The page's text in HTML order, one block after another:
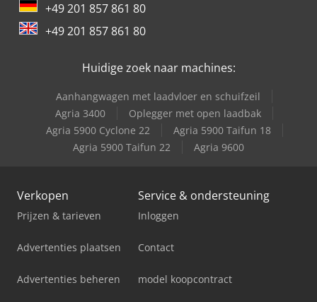
Steyr 968
Steyr 988
Steyr M 948
+49 201 857 861 80
+49 201 857 861 80
Huidige zoek naar machines:
Aanhangwagen met laadvloer en schuifzeil
Agria 3400
Oplegger met open laadbak
Agria 5900 Cyclone 22
Agria 5900 Taifun 18
Agria 5900 Taifun 22
Agria 9600
Verkopen
Prijzen & tarieven
Advertenties plaatsen
Advertenties beheren
Service & ondersteuning
Inloggen
Contact
model koopcontract